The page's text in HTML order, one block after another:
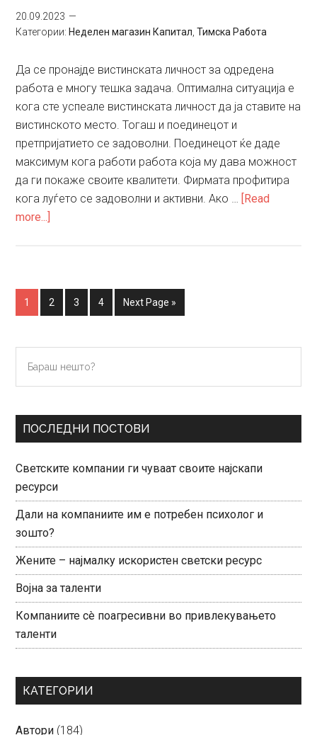
20.09.2023
Категории: Неделен магазин Капитал ,Тимска Работа
Да се пронајде вистинската личност за одредена
работа е многу тешка задача. Оптимална ситуација е
кога сте успеале вистинската личност да ја ставите на
вистинското место. Тогаш и поединецот и
претпријатието се задоволни. Поединецот ќе даде
максимум кога работи работа која му дава можност
да ги покаже своите квалитети. Фирмата профитира
кога луѓето се задоволни и активни. Ако … [Read
more...]
за
успешност
тимот
Go
to
1
Go
to
2
Go
to
3
Go
to
4
Go
to
Next Page »
Primary
Sidebar
нешто?
ПОСЛЕДНИ ПОСТОВИ
Светските компании ги чуваат своите најскапи
ресурси
Дали на компаниите им е потребен психолог и
зошто?
Жените – најмалку искористен светски ресурс
Војна за таленти
Компаниите сè поагресивни во привлекувањето
таленти
КАТЕГОРИИ
Автори (184)